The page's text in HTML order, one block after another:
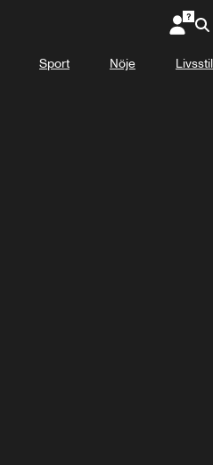
Sport Nöje Livsstil